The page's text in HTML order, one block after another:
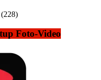
(228)
Foto-Video